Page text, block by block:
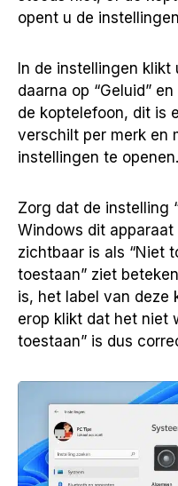
opent u de
In de instellingen klikt
daarna op “Geluid”
de koptelefoon, dit is
verschilt per merk en
instellingen te openen.
Zorg dat de instelling
Windows dit
zichtbaar is als “Niet
toestaan” ziet
is, het label van deze
erop klikt dat het niet
toestaan” is dus